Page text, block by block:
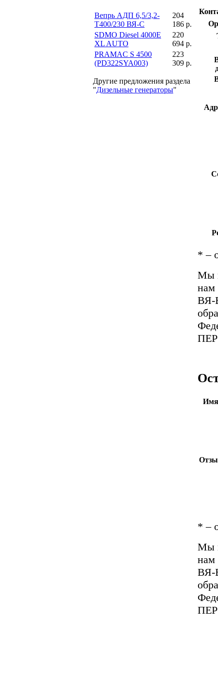
Вепрь АДП 6,5/3,2-
T400/230 ВЯ-С
204
186 р.
SDMO Diesel 4000E
XL AUTO
220
694 р.
PRAMAC S 4500
(PD322SYA003)
223
309 р.
Другие предложения раздела
"Дизельные генераторы"
* –
Мы
нам
ВЯ-
* –
Мы
нам
ВЯ-